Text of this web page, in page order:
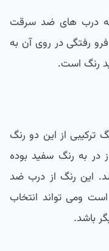
درب های ضد سرقت
رفتگی در روی آن به
رنگ است.
از این دو رنگ
به رنگ سفید بوده
این رنگ از درب ضد
است ومی تواند انتخاب
باشد.